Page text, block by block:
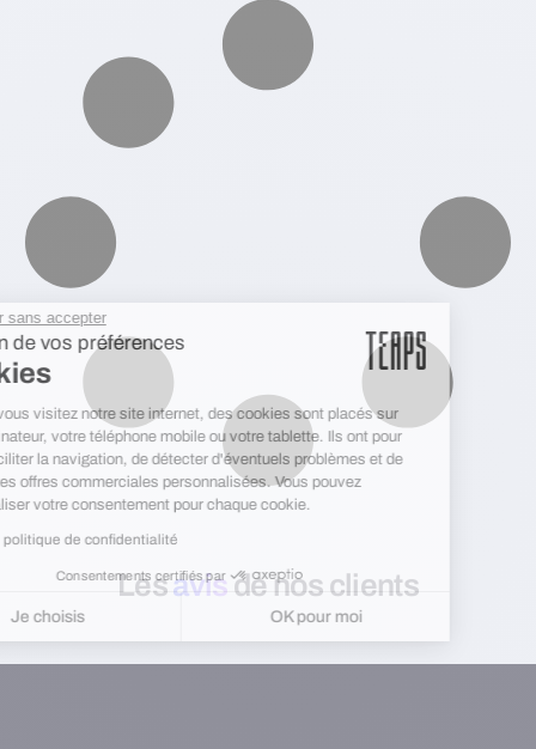
Continuer sans accepter
Gestion de vos préférences
Cookies
Lorsque vous visitez notre site internet, des cookies sont placés sur
votre ordinateur, votre téléphone mobile ou votre tablette. Ils ont pour
but de faciliter la navigation, de détecter d'éventuels problèmes et de
diffuser des offres commerciales personnalisées. Vous pouvez
personnaliser votre consentement pour chaque cookie.
Lire notre politique de confidentialité
Consentements certifiés par
OK pour moi
Lesavisde nos clients